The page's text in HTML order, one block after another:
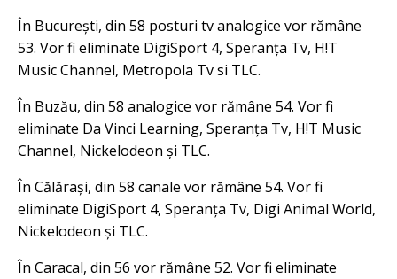
În București, din 58 posturi tv analogice vor rămâne
53. Vor fi eliminate DigiSport 4, Speranța Tv, H!T
Music Channel, Metropola Tv si TLC.
În Buzău, din 58 analogice vor rămâne 54. Vor fi
eliminate Da Vinci Learning, Speranța Tv, H!T Music
Channel, Nickelodeon și TLC.
În Călărași, din 58 canale vor rămâne 54. Vor fi
eliminate DigiSport 4, Speranța Tv, Digi Animal World,
Nickelodeon și TLC.
În Caracal, din 56 vor rămâne 52. Vor fi eliminate